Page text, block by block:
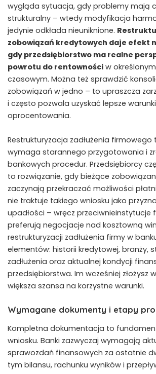
wygląda sytuacja, gdy problemy mają
strukturalny – wtedy modyfikacja
jedynie odkłada nieuniknione.
zobowiązań kredytowych daje efekt
gdy przedsiębiorstwo ma realne
powrotu do rentowności w
czasowym. Można też sprawdzić
zobowiązań w jedno – to upraszcza
i często pozwala uzyskać lepsze warunki
oprocentowania.
Restrukturyzacja zadłużenia
wymaga starannego przygotowania i
bankowych procedur. Przedsiębiorcy
to rozwiązanie, gdy bieżące
zaczynają przekraczać możliwości
nie traktuje takiego wniosku jako
upadłości – wręcz przeciwnieinstytucje
preferują negocjacje nad kosztowną
restrukturyzacji zadłużenia firmy w
elementów: historii kredytowej, branży,
zadłużenia oraz aktualnej kondycji
przedsiębiorstwa. Im wcześniej złożysz
większa szansa na korzystne warunki.
Wymagane dokumenty i etapy
Kompletna dokumentacja to
wniosku. Banki zazwyczaj wymagają
sprawozdań finansowych za ostatnie
tym bilansu, rachunku wyników i